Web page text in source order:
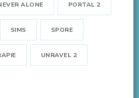
ALONE PORTAL 2
SIMS SPORE
UNRAVEL 2